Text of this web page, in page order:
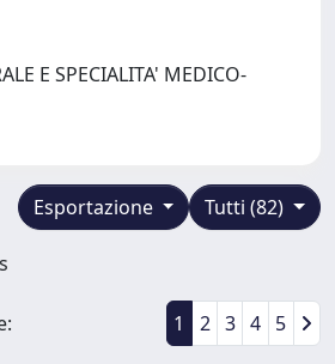
E SPECIALITA' MEDICO-
Tutti (82)
Esportazione
1 2 3 4 5